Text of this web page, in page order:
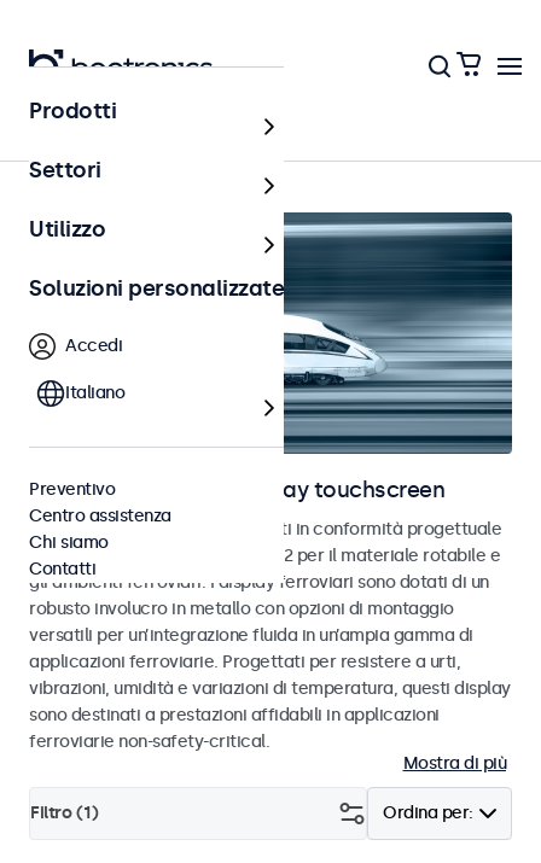
Ferrovia
Monitor ferroviari e display touchscreen
Monitor e touchscreen sviluppati in conformità progettuale
alle norme EN 50155 e EN 45545-2 per il materiale rotabile e
gli ambienti ferroviari. I display ferroviari sono dotati di un
robusto involucro in metallo con opzioni di montaggio
versatili per un’integrazione fluida in un’ampia gamma di
applicazioni ferroviarie. Progettati per resistere a urti,
vibrazioni, umidità e variazioni di temperatura, questi display
sono destinati a prestazioni affidabili in applicazioni
ferroviarie non-safety-critical.
Mostra di più
Ordina per:
Filtro (1)
Prodotti
Settori
Utilizzo
Soluzioni personalizzate
Accedi
Italiano
Preventivo
Centro assistenza
Chi siamo
Contatti